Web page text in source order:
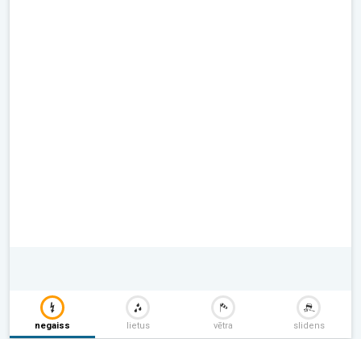
negaiss lietus vētra slidens